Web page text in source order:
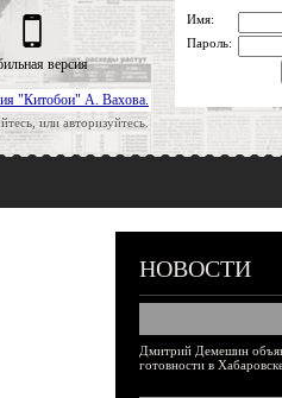
"Китобои" А. Вахова.
или авторизуйтесь.
версия
Имя:
Пароль:
НОВОСТИ
Дмитрий Демешин
готовности в